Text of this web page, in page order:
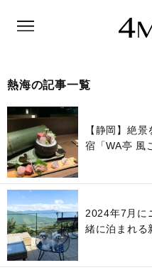
熱海の記事一覧
【静岡】絶
宿「WA亭 風
2024年7月に
緒に泊まれる